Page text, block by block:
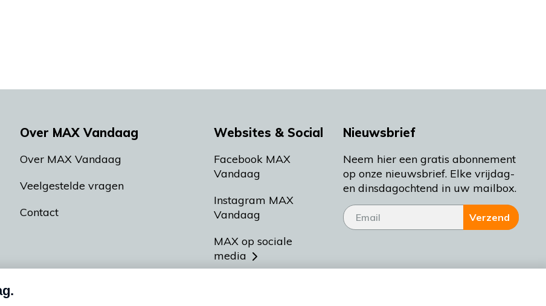
Over MAX Vandaag
Over MAX Vandaag
Veelgestelde vragen
Contact
Websites & Social
Facebook MAX
Vandaag
Instagram MAX
Vandaag
MAX op sociale
media
Nieuwsbrief
Neem hier een gratis abonnement
op onze nieuwsbrief. Elke vrijdag-
en dinsdagochtend in uw mailbox.
Verzend